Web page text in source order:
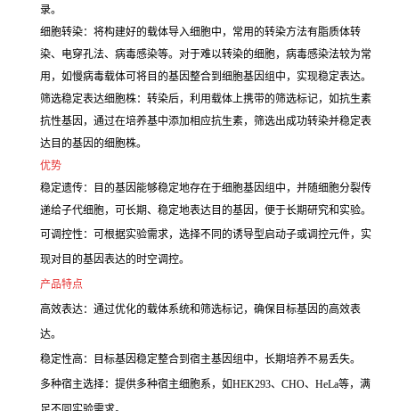
录。
细胞转染：将构建好的载体导入细胞中，常用的转染方法有脂质体转
染、电穿孔法、病毒感染等。对于难以转染的细胞，病毒感染法较为常
用，如慢病毒载体可将目的基因整合到细胞基因组中，实现稳定表达。
筛选稳定表达细胞株：转染后，利用载体上携带的筛选标记，如抗生素
抗性基因，通过在培养基中添加相应抗生素，筛选出成功转染并稳定表
达目的基因的细胞株。
优势
稳定遗传：目的基因能够稳定地存在于细胞基因组中，并随细胞分裂传
递给子代细胞，可长期、稳定地表达目的基因，便于长期研究和实验。
可调控性：可根据实验需求，选择不同的诱导型启动子或调控元件，实
现对目的基因表达的时空调控。
产品特点
高效表达：通过优化的载体系统和筛选标记，确保目标基因的高效表
达。
稳定性高：目标基因稳定整合到宿主基因组中，长期培养不易丢失。
多种宿主选择：提供多种宿主细胞系，如HEK293、CHO、HeLa等，满